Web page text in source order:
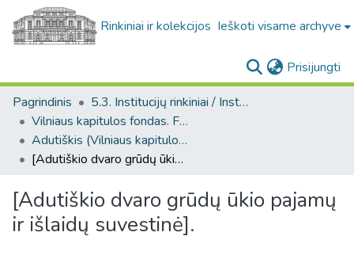
Rinkiniai ir kolekcijos Ieškoti visame archyve
Prisijungti
Pagrindinis
5.3. Institucijų rinkiniai / Institutional collections
Vilniaus kapitulos fondas. F43
Adutiškis (Vilniaus kapitulos fondas. F43. Bažnytinės valdos)
[Adutiškio dvaro grūdų ūkio pajamų ir išlaidų suvestinė].
[Adutiškio dvaro grūdų ūkio pajamų
ir išlaidų suvestinė].